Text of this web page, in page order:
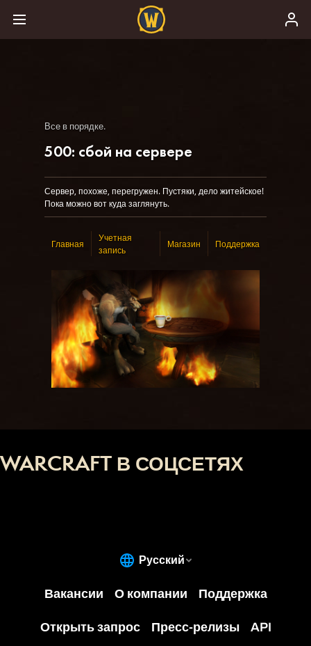
Все в порядке.
500: сбой на сервере
Сервер, похоже, перегружен. Пустяки, дело житейское!
Пока можно вот куда заглянуть.
Главная
Учетная
запись
Магазин Поддержка
WARCRAFT В СОЦСЕТЯХ